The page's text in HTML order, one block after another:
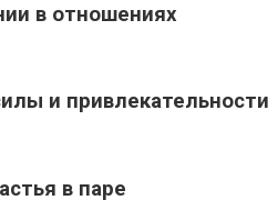
в отношениях
и привлекательности
в паре